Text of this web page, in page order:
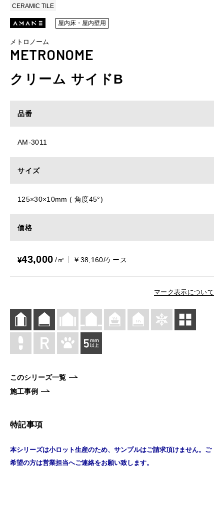
CERAMIC TILE
屋内床・屋内壁用
メトロノーム
METRONOME
クリーム サイドB
品番
AM-3011
サイズ
125×30×10mm ( 角度45°)
価格
¥43,000 /㎡ ￥38,160/ケース
マーク表示について
このシリーズ一覧
施工事例
特記事項
本シリーズは小ロット生産のため、サンプルはご請求頂けません。ご
希望の方は営業担当へご連絡をお願い致します。